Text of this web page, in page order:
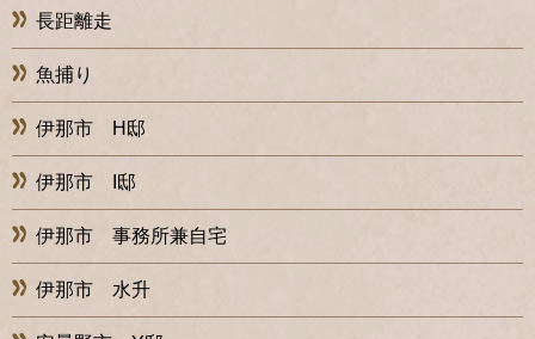
長距離走
魚捕り
伊那市 H邸
伊那市 I邸
伊那市 事務所兼自宅
伊那市 水升